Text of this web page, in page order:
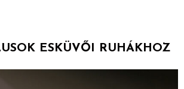
ESKÜVŐI RUHÁKHOZ